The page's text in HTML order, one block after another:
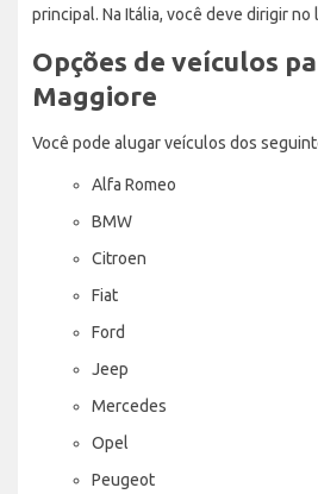
principal. Na Itália, você deve dirigir
Opções de veículos
Maggiore
Você pode alugar veículos dos
Alfa Romeo
BMW
Citroen
Fiat
Ford
Jeep
Mercedes
Opel
Peugeot